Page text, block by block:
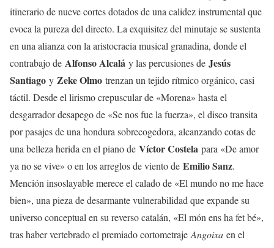
itinerario de nueve cortes dotados de una calidez instrumental que
evoca la pureza del directo. La exquisitez del minutaje se sustenta
en una alianza con la aristocracia musical granadina, donde el
contrabajo de Alfonso Alcalá y las percusiones de Jesús
Santiago y Zeke Olmo trenzan un tejido rítmico orgánico, casi
táctil. Desde el lirismo crepuscular de «Morena» hasta el
desgarrador desapego de «Se nos fue la fuerza», el disco transita
por pasajes de una hondura sobrecogedora, alcanzando cotas de
una belleza herida en el piano de Víctor Costela para «De amor
ya no se vive» o en los arreglos de viento de Emilio Sanz.
Mención insoslayable merece el calado de «El mundo no me hace
bien», una pieza de desarmante vulnerabilidad que expande su
universo conceptual en su reverso catalán, «El món ens ha fet bé»,
tras haber vertebrado el premiado cortometraje Angoixa en el